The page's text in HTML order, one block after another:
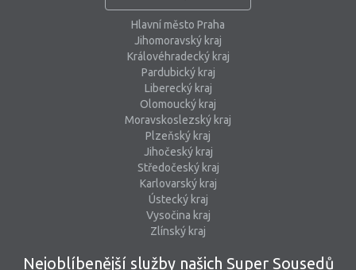
Hlavní město Praha
Jihomoravský kraj
Královéhradecký kraj
Pardubický kraj
Liberecký kraj
Olomoucký kraj
Moravskoslezský kraj
Plzeňský kraj
Jihočeský kraj
Středočeský kraj
Karlovarský kraj
Ústecký kraj
Vysočina kraj
Zlínský kraj
Nejoblíbenější služby našich Super Sousedů